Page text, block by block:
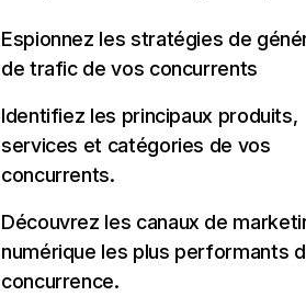
Espionnez les stratégies de
de trafic de vos concurrents
Identifiez les principaux produits,
services et catégories de vos
concurrents.
Découvrez les canaux de
numérique les plus performants
concurrence.